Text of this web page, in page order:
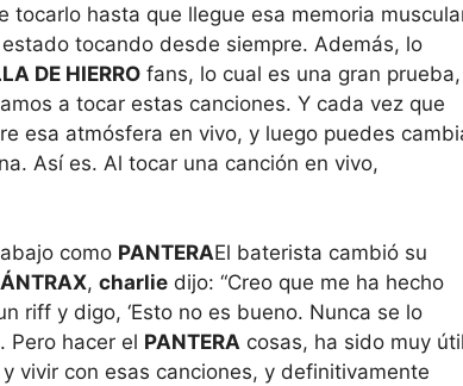
tocarlo hasta que llegue esa memoria
tocando desde siempre. Además, lo
DE HIERRO fans, lo cual es una gran prueba,
a tocar estas canciones. Y cada vez que
esa atmósfera en vivo, y luego puedes
Así es. Al tocar una canción en vivo,
como PANTERAEl baterista cambió su
ÁNTRAX, charlie dijo: “Creo que me ha hecho
riff y digo, ‘Esto no es bueno. Nunca se lo
Pero hacer el PANTERA cosas, ha sido muy útil
vivir con esas canciones, y definitivamente